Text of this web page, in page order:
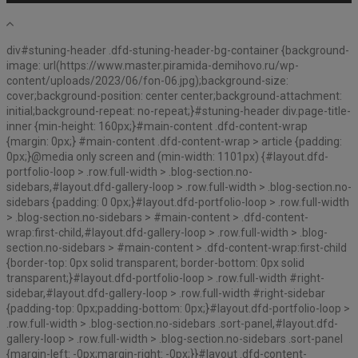
div#stuning-header .dfd-stuning-header-bg-container {background-
image: url(https://www.master.piramida-demihovo.ru/wp-
content/uploads/2023/06/fon-06.jpg);background-size:
cover;background-position: center center;background-attachment:
initial;background-repeat: no-repeat;}#stuning-header div.page-title-
inner {min-height: 160px;}#main-content .dfd-content-wrap
{margin: 0px;} #main-content .dfd-content-wrap > article {padding:
0px;}@media only screen and (min-width: 1101px) {#layout.dfd-
portfolio-loop > .row.full-width > .blog-section.no-
sidebars,#layout.dfd-gallery-loop > .row.full-width > .blog-section.no-
sidebars {padding: 0 0px;}#layout.dfd-portfolio-loop > .row.full-width
> .blog-section.no-sidebars > #main-content > .dfd-content-
wrap:first-child,#layout.dfd-gallery-loop > .row.full-width > .blog-
section.no-sidebars > #main-content > .dfd-content-wrap:first-child
{border-top: 0px solid transparent; border-bottom: 0px solid
transparent;}#layout.dfd-portfolio-loop > .row.full-width #right-
sidebar,#layout.dfd-gallery-loop > .row.full-width #right-sidebar
{padding-top: 0px;padding-bottom: 0px;}#layout.dfd-portfolio-loop >
.row.full-width > .blog-section.no-sidebars .sort-panel,#layout.dfd-
gallery-loop > .row.full-width > .blog-section.no-sidebars .sort-panel
{margin-left: -0px;margin-right: -0px;}}#layout .dfd-content-